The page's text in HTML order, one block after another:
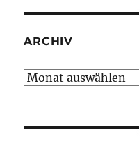
ARCHIV
Archiv